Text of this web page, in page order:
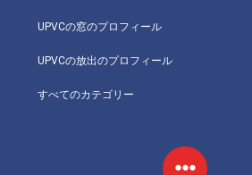
UPVCの窓のプロフィール
UPVCの放出のプロフィール
すべてのカテゴリー